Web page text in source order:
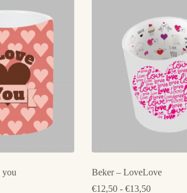
you
Beker – LoveLove
€12,50 - €13,50Prijsklasse: